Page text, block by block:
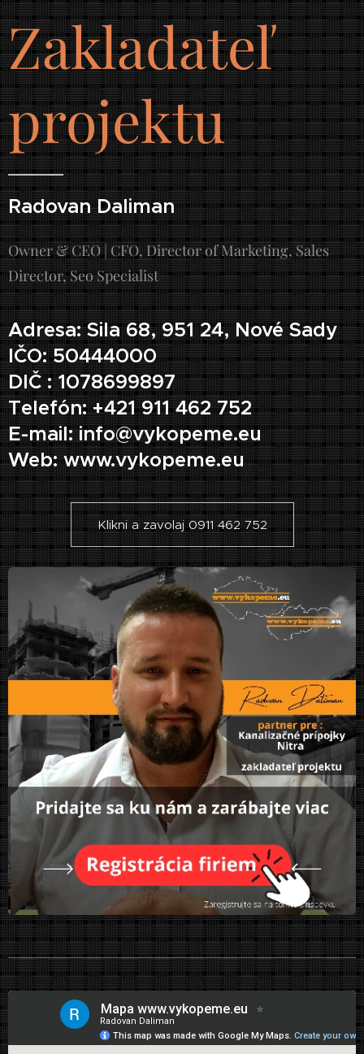
Zakladateľ
projektu
Radovan Daliman
Owner & CEO | CFO, Director of Marketing, Sales
Director, Seo Specialist
Adresa: Sila 68, 951 24, Nové Sady
IČO: 50444000
DIČ : 1078699897
Telefón: +421 911 462 752
E-mail: info@vykopeme.eu
Web: www.vykopeme.eu
Klikni a zavolaj 0911 462 752